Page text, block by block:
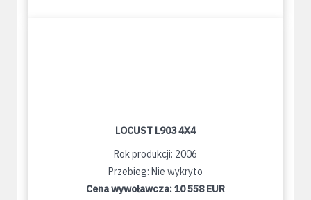
LOCUST L903 4X4
Rok produkcji: 2006
Przebieg: Nie wykryto
Cena wywoławcza:10 558 EUR